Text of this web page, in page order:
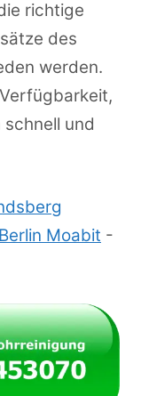
richtige
des
werden.
und
Moabit -